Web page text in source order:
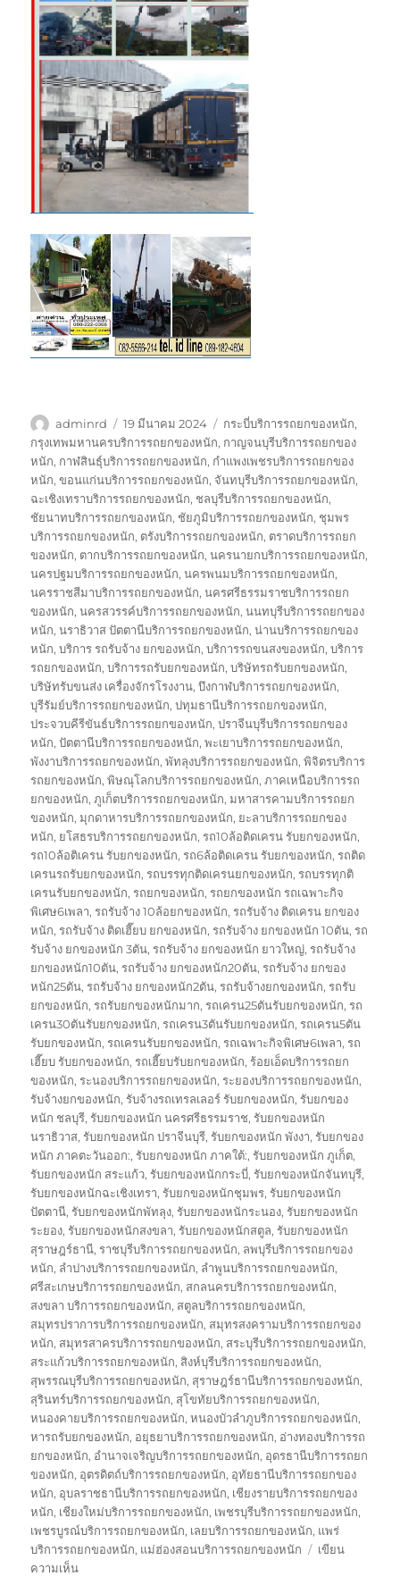
ผู้
เขียน
adminrd
เขียน
เมื่อ
19 มีนาคม 2024
ป้าย
กำกับ
กระบี่บริการรถยกของหนัก,
กรุงเทพมหานครบริการรถยกของหนัก, กาญจนบุรีบริการรถยกของ
หนัก, กาฬสินธุ์บริการรถยกของหนัก, กำแพงเพชรบริการรถยกของ
หนัก,ขอนแก่นบริการรถยกของหนัก, จันทบุรีบริการรถยกของหนัก,
ฉะเชิงเทราบริการรถยกของหนัก, ชลบุรีบริการรถยกของหนัก,
ชัยนาทบริการรถยกของหนัก, ชัยภูมิบริการรถยกของหนัก, ชุมพร
บริการรถยกของหนัก, ตรังบริการรถยกของหนัก, ตราดบริการรถยก
ของหนัก, ตากบริการรถยกของหนัก,นครนายกบริการรถยกของหนัก,
นครปฐมบริการรถยกของหนัก,นครพนมบริการรถยกของหนัก,
นครราชสีมาบริการรถยกของหนัก,นครศรีธรรมราชบริการรถยก
ของหนัก,นครสวรรค์บริการรถยกของหนัก,นนทบุรีบริการรถยกของ
หนัก,นราธิวาส ปัตตานีบริการรถยกของหนัก,น่านบริการรถยกของ
หนัก,บริการ รถรับจ้าง ยกของหนัก,บริการรถขนสงของหนัก,บริการ
รถยกของหนัก,บริการรถรับยกของหนัก,บริษัทรถรับยกของหนัก,
บริษัทรับขนส่ง เครื่องจักรโรงงาน,บึงกาฬบริการรถยกของหนัก,
บุรีรัมย์บริการรถยกของหนัก,ปทุมธานีบริการรถยกของหนัก,
ประจวบคีรีขันธ์บริการรถยกของหนัก,ปราจีนบุรีบริการรถยกของ
หนัก,ปัตตานีบริการรถยกของหนัก,พะเยาบริการรถยกของหนัก,
พังงาบริการรถยกของหนัก,พัทลุงบริการรถยกของหนัก,พิจิตรบริการ
รถยกของหนัก,พิษณุโลกบริการรถยกของหนัก,ภาคเหนือบริการรถ
ยกของหนัก,ภูเก็ตบริการรถยกของหนัก,มหาสารคามบริการรถยก
ของหนัก,มุกดาหารบริการรถยกของหนัก, ยะลาบริการรถยกของ
หนัก, ยโสธรบริการรถยกของหนัก,รถ10ล้อติดเครน รับยกของหนัก,
รถ10ล้อติเครน รับยกของหนัก,รถ6ล้อติดเครน รับยกของหนัก,รถติด
เครนรถรับยกของหนัก,รถบรรทุกติดเครนยกของหนัก,รถบรรทุกติ
เครนรับยกของหนัก,รถยกของหนัก,รถยกของหนัก รถเฉพาะกิจ
พิเศษ6เพลา,รถรับจ้าง 10ล้อยกของหนัก,รถรับจ้าง ติดเครน ยกของ
หนัก,รถรับจ้าง ติดเฮี๊ยบ ยกของหนัก,รถรับจ้าง ยกของหนัก 10ตัน,รถ
รับจ้าง ยกของหนัก 3ตัน,รถรับจ้าง ยกของหนัก ยาวใหญ่,รถรับจ้าง
ยกของหนัก10ตัน,รถรับจ้าง ยกของหนัก20ตัน,รถรับจ้าง ยกของ
หนัก25ตัน,รถรับจ้าง ยกของหนัก2ตัน,รถรับจ้างยกของหนัก,รถรับ
ยกของหนัก,รถรับยกของหนักมาก,รถเครน25ตันรับยกของหนัก,รถ
เครน30ตันรับยกของหนัก,รถเครน3ตันรับยกของหนัก,รถเครน5ตัน
รับยกของหนัก,รถเครนรับยกของหนัก,รถเฉพาะกิจพิเศษ6เพลา,รถ
เฮี๊ยบ รับยกของหนัก,รถเฮี๊ยบรับยกของหนัก,ร้อยเอ็ดบริการรถยก
ของหนัก,ระนองบริการรถยกของหนัก,ระยองบริการรถยกของหนัก,
รับจ้างยกของหนัก,รับจ้างรถเทรลเลอร์ รับยกของหนัก,รับยกของ
หนัก ชลบุรี,รับยกของหนัก นครศรีธรรมราช,รับยกของหนัก
นราธิวาส,รับยกของหนัก ปราจีนบุรี,รับยกของหนัก พังงา,รับยกของ
หนัก ภาคตะวันออก:,รับยกของหนัก ภาคใต้:,รับยกของหนัก ภูเก็ต,
รับยกของหนัก สระแก้ว,รับยกของหนักกระบี่,รับยกของหนักจันทบุรี,
รับยกของหนักฉะเชิงเทรา,รับยกของหนักชุมพร,รับยกของหนัก
ปัตตานี,รับยกของหนักพัทลุง,รับยกของหนักระนอง,รับยกของหนัก
ระยอง,รับยกของหนักสงขลา,รับยกของหนักสตูล,รับยกของหนัก
สุราษฎร์ธานี,ราชบุรีบริการรถยกของหนัก, ลพบุรีบริการรถยกของ
หนัก, ลำปางบริการรถยกของหนัก, ลำพูนบริการรถยกของหนัก,
ศรีสะเกษบริการรถยกของหนัก, สกลนครบริการรถยกของหนัก,
สงขลา บริการรถยกของหนัก, สตูลบริการรถยกของหนัก,
สมุทรปราการบริการรถยกของหนัก, สมุทรสงครามบริการรถยกของ
หนัก, สมุทรสาครบริการรถยกของหนัก, สระบุรีบริการรถยกของหนัก,
สระแก้วบริการรถยกของหนัก, สิงห์บุรีบริการรถยกของหนัก,
สุพรรณบุรีบริการรถยกของหนัก, สุราษฎร์ธานีบริการรถยกของหนัก,
สุรินทร์บริการรถยกของหนัก, สุโขทัยบริการรถยกของหนัก,
หนองคายบริการรถยกของหนัก,หนองบัวลำภูบริการรถยกของหนัก,
หารถรับยกของหนัก, อยุธยาบริการรถยกของหนัก, อ่างทองบริการรถ
ยกของหนัก, อำนาจเจริญบริการรถยกของหนัก, อุดรธานีบริการรถยก
ของหนัก, อุตรดิตถ์บริการรถยกของหนัก, อุทัยธานีบริการรถยกของ
หนัก, อุบลราชธานีบริการรถยกของหนัก, เชียงรายบริการรถยกของ
หนัก, เชียงใหม่บริการรถยกของหนัก, เพชรบุรีบริการรถยกของหนัก,
เพชรบูรณ์บริการรถยกของหนัก, เลยบริการรถยกของหนัก, แพร่
บริการรถยกของหนัก, แม่ฮ่องสอนบริการรถยกของหนัก
เขียน
ความเห็นบน